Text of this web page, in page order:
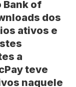
Bank of
dos
ativos e
a
teve
naquele